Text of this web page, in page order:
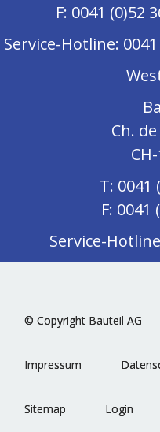
F: 0041 (0)52
Service-Hotline:
Ch.
T: 0041
F: 0041
Service-
© Copyright Bauteil AG
Impressum
Sitemap Login